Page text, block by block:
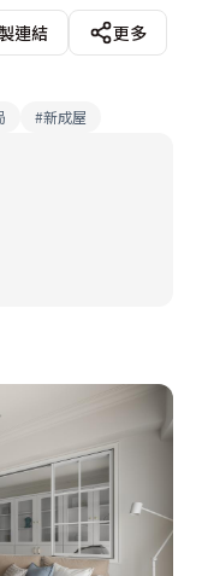
漾出柔和的白色空
搭配暖黃金屬把
鏡，對比出擴展與
轉化為視覺引導與
了滿足待客需求與
先廊道，使得動線
貼皮、中島櫃體線
連結
更多
#新成屋